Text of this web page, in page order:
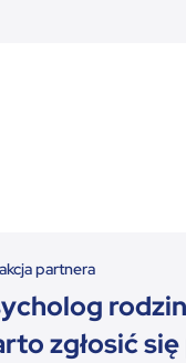
partnera
zgłosić się